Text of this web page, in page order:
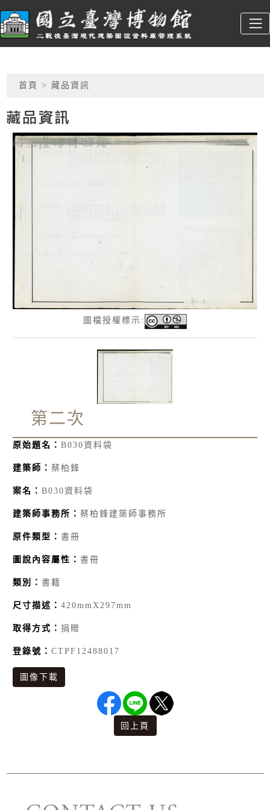
臺博館建築圖
網頁導覽
:::
首頁 > 藏品資訊
藏品資訊
圖檔授權標示:
第二次
原始題名： B030資料袋
建築師： 蔡柏鋒
案名： B030資料袋
建築師事務所： 蔡柏鋒建築師事務所
原件類型： 書冊
圖說內容屬性： 書冊
類別： 書籍
尺寸描述： 420mmX297mm
取得方式： 捐贈
登錄號： CTPF12488017
圖像下載
回上頁